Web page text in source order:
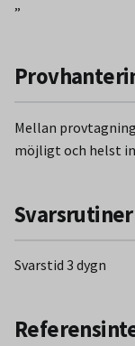
”
Mellan
möjligt och helst
Svarsrutiner
Svarstid 3 dygn